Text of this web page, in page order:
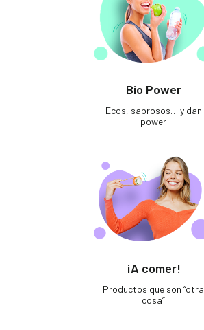
Bio Power
Ecos, sabrosos… y dan
power
¡A comer!
Productos que son “otra
cosa”